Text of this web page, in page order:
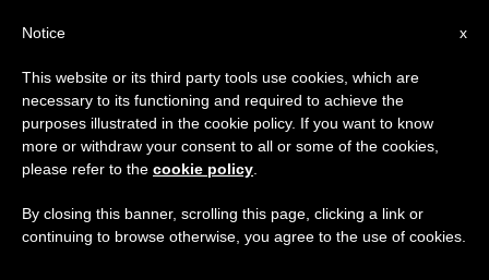
TAG
Posts Tagged ‘تيريزا’
DERNIÈRES NOUVELLES
x
Notice
This website or its third party tools use cookies, which are
necessary to its functioning and required to achieve the
purposes illustrated in the cookie policy. If you want to know
more or withdraw your consent to all or some of the cookies,
please refer to the cookie policy
By closing this banner, scrolling this page, clicking a link or
continuing to browse otherwise, you agree to the use of cookies.